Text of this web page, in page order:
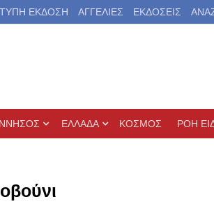
ΕΚΔΟΣΗ ΑΓΓΕΛΙΕΣ ΕΚΔΟΣΕΙΣ
ΕΛΛΑΔΑ ΚΟΣΜΟΣ ΡΟΗ